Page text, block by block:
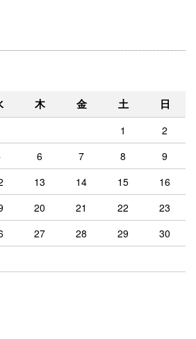
木 金 土 日
1
2
6 7 8
9
13 14 15
16
20 21 22
23
27 28 29
30